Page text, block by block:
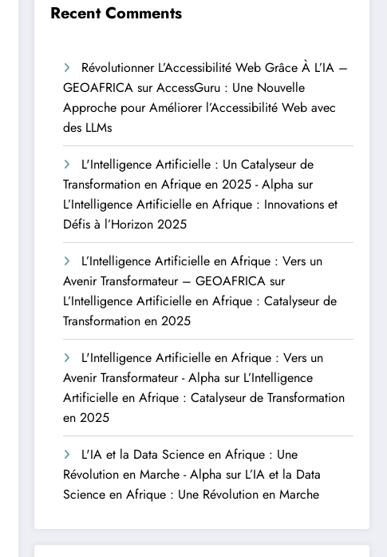
Recent Comments
Révolutionner L’Accessibilité Web Grâce À L’IA –
GEOAFRICA surAccessGuru : Une Nouvelle
Approche pour Améliorer l’Accessibilité Web avec
des LLMs
L'Intelligence Artificielle : Un Catalyseur de
Transformation en Afrique en 2025 - Alpha sur
L’Intelligence Artificielle en Afrique : Innovations et
Défis à l’Horizon 2025
L’Intelligence Artificielle en Afrique : Vers un
Avenir Transformateur – GEOAFRICA sur
L’Intelligence Artificielle en Afrique : Catalyseur de
Transformation en 2025
L'Intelligence Artificielle en Afrique : Vers un
Avenir Transformateur - Alpha sur L’Intelligence
Artificielle en Afrique : Catalyseur de Transformation
en 2025
L'IA et la Data Science en Afrique : Une
Révolution en Marche - Alpha sur L’IA et la Data
Science en Afrique : Une Révolution en Marche